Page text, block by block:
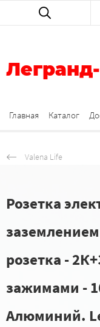
Главная Каталог
Valena Life
Розетка
розетка -
зажимами -
Алюминий.